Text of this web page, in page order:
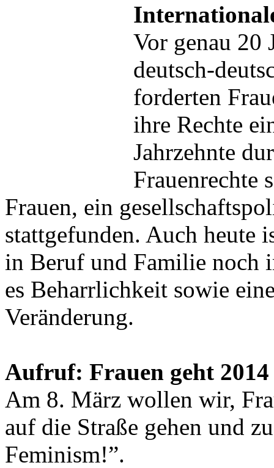
Vor genau 20
deutsch-
forderten
ihre Rechte
Jahrzehnte
Frauenrechte
Frauen, ein
stattgefunden. Auch heute
in Beruf und Familie noch
es Beharrlichkeit sowie
Veränderung.
Aufruf: Frauen geht
Am 8. März wollen wir,
auf die Straße gehen und
Feminism!”.